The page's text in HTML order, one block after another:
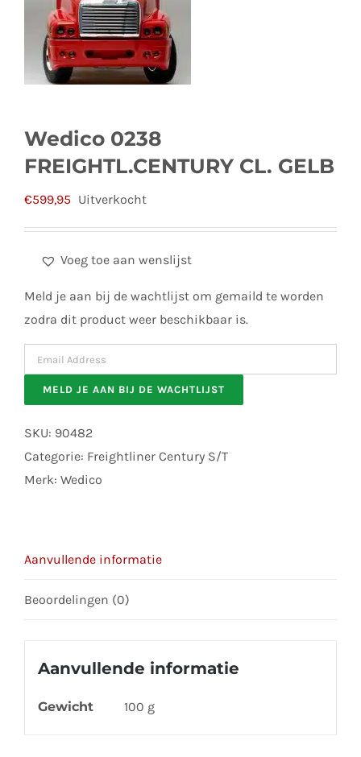
Wedico 0238
FREIGHTL.CENTURY CL. GELB
€599,95 Uitverkocht
Voeg toe aan wenslijst
Meld je aan bij de wachtlijst om gemaild te worden
zodra dit product weer beschikbaar is.
Enter
your
email
address
to
this
MELD JE AAN BIJ DE WACHTLIJST
SKU: 90482
Categorie: Freightliner Century S/T
Merk: Wedico
Aanvullende informatie
Beoordelingen (0)
Aanvullende informatie
Gewicht 100 g